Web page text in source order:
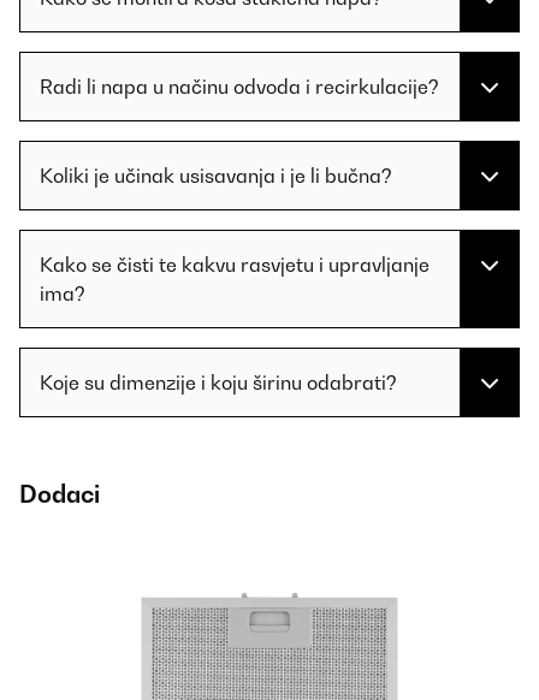
Radi li napa u načinu odvoda i recirkulacije?
Koliki je učinak usisavanja i je li bučna?
Kako se čisti te kakvu rasvjetu i upravljanje
ima?
Koje su dimenzije i koju širinu odabrati?
Dodaci